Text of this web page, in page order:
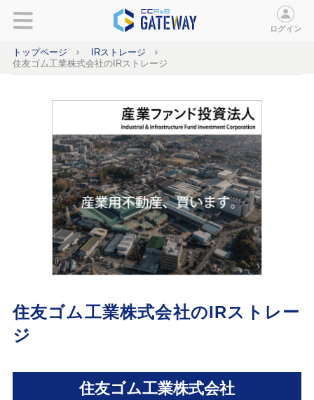
ログイン
トップページ
IRストレージ
住友ゴム工業株式会社のIRストレージ
住友ゴム工業株式会社のIRストレー
ジ
住友ゴム工業株式会社